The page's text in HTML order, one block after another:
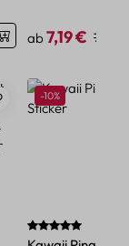
Verkaufspreis:
ab7,19 € 7,99 €
Rabatt
-10%